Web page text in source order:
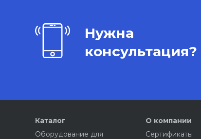
Нужна
консультация?
Каталог
Оборудование для
О компании
Сертификаты